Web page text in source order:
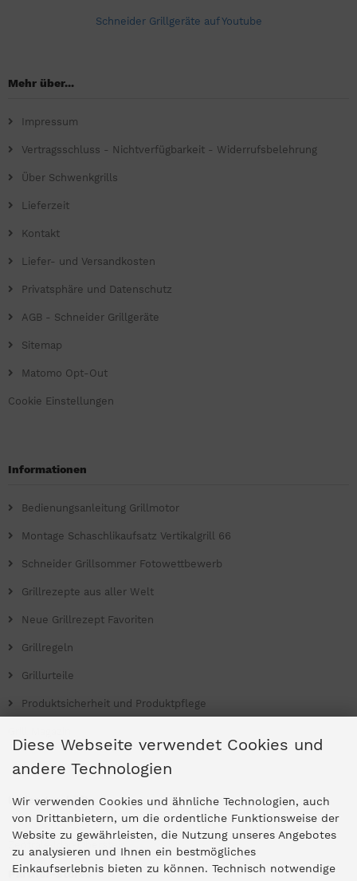
Schneider Grillgeräte auf Youtube
Mehr über...
Impressum
Vertragsschluss - Nichtverfügbarkeit - Widerrufsbelehrung
Über Schwenkgrills
Lieferzeit
Kontakt
Liefer- und Versandkosten
Privatsphäre und Datenschutz
AGB - Schneider Grillgeräte
Sitemap
Matomo Opt-Out
Cookie Einstellungen
Informationen
Bedienungsanleitung Grillmotor
Montage Schaschlikaufsatz Vertikalgrill 66
Schneider Grillsommer Fotowettbewerb
Grillrezepte aus aller Welt
Neue Grillrezept Favoriten
Grillregeln
Grillurteile
Produktsicherheit und Produktpflege
Ladengeschäfte
Zentrale Idar-Oberstein
Partner-Stores
Diese Webseite verwendet Cookies und
andere Technologien
Wir verwenden Cookies und ähnliche Technologien, auch
von Drittanbietern, um die ordentliche Funktionsweise der
Website zu gewährleisten, die Nutzung unseres Angebotes
zu analysieren und Ihnen ein bestmögliches
Einkaufserlebnis bieten zu können. Technisch notwendige